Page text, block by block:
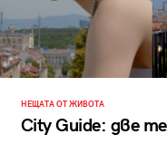
НЕЩАТА ОТ ЖИВОТА
City Guide: две